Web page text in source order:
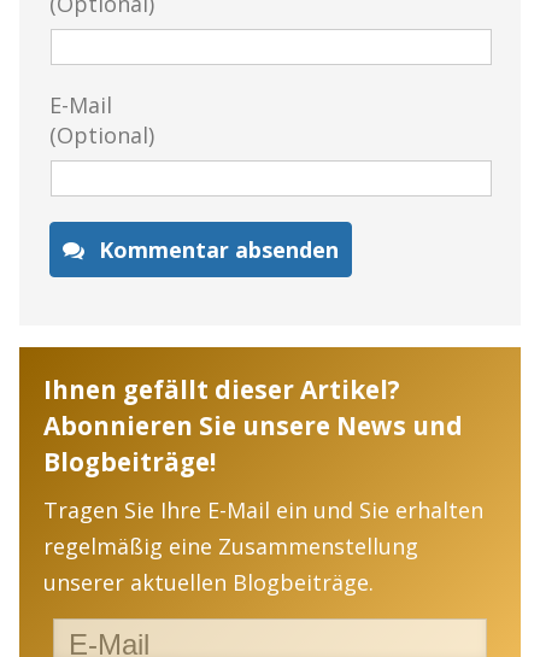
E-Mail
(Optional)
Kommentar absenden
Ihnen gefällt dieser Artikel?
Abonnieren Sie unsere News und
Blogbeiträge!
Tragen Sie Ihre E-Mail ein und Sie erhalten
regelmäßig eine Zusammenstellung
unserer aktuellen Blogbeiträge.